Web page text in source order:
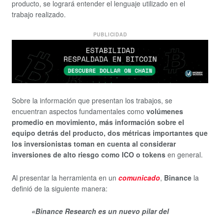
producto, se logrará entender el lenguaje utilizado en el
trabajo realizado.
PUBLICIDAD
Sobre la información que presentan los trabajos, se
encuentran aspectos fundamentales como volúmenes
promedio en movimiento, más información sobre el
equipo detrás del producto, dos métricas importantes que
los inversionistas toman en cuenta al considerar
inversiones de alto riesgo como ICO o tokens en general.
Al presentar la herramienta en un comunicado, Binance la
definió de la siguiente manera:
«Binance Research es un nuevo pilar del